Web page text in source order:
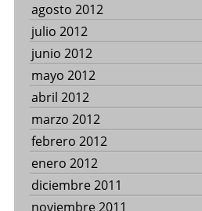
agosto 2012
julio 2012
junio 2012
mayo 2012
abril 2012
marzo 2012
febrero 2012
enero 2012
diciembre 2011
noviembre 2011